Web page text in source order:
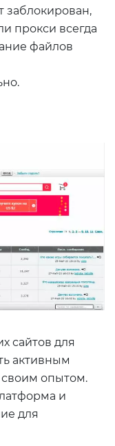
заблокирован,
прокси всегда
файлов
сайтов для
активным
своим опытом.
и
для